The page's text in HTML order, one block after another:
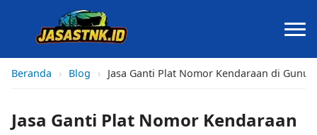
Beranda › Blog › Jasa Ganti Plat Nomor Kendaraan di
Jasa Ganti Plat Nomor Kendaraan